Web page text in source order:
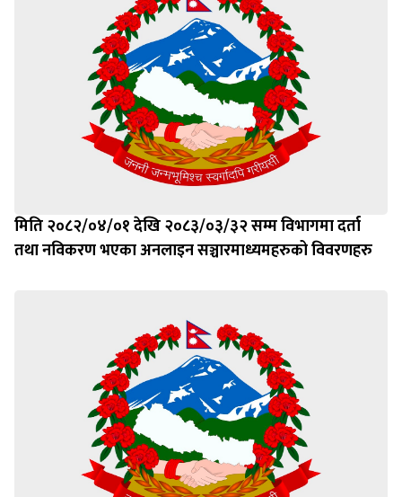
मिति २०८२/०४/०१ देखि २०८३/०३/३२ सम्म विभागमा दर्ता
तथा नविकरण भएका अनलाइन सञ्चारमाध्यमहरुको विवरणहरु